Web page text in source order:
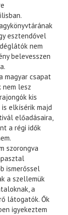
esztendővel
nem
belevesszen
magyar csapat
lesz
kis
elkísérik majd
előadásaira,
a régi idők
szorongva
ismerőssel
a szellemük
a
látogatók. Ők
igyekeztem